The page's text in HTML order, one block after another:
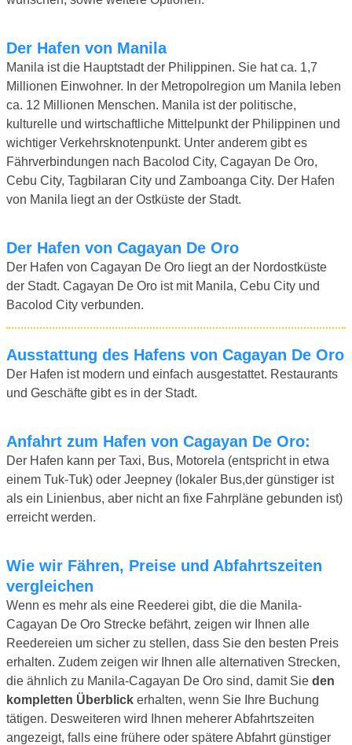
Der Hafen von Manila
Manila ist die Hauptstadt der Philippinen. Sie hat ca. 1,7
Millionen Einwohner. In der Metropolregion um Manila leben
ca. 12 Millionen Menschen. Manila ist der politische,
kulturelle und wirtschaftliche Mittelpunkt der Philippinen und
wichtiger Verkehrsknotenpunkt. Unter anderem gibt es
Fährverbindungen nach Bacolod City, Cagayan De Oro,
Cebu City, Tagbilaran City und Zamboanga City. Der Hafen
von Manila liegt an der Ostküste der Stadt.
Der Hafen von Cagayan De Oro
Der Hafen von Cagayan De Oro liegt an der Nordostküste
der Stadt. Cagayan De Oro ist mit Manila, Cebu City und
Bacolod City verbunden.
Ausstattung des Hafens von Cagayan De Oro
Der Hafen ist modern und einfach ausgestattet. Restaurants
und Geschäfte gibt es in der Stadt.
Anfahrt zum Hafen von Cagayan De Oro:
Der Hafen kann per Taxi, Bus, Motorela (entspricht in etwa
einem Tuk-Tuk) oder Jeepney (lokaler Bus,der günstiger ist
als ein Linienbus, aber nicht an fixe Fahrpläne gebunden ist)
erreicht werden.
Wie wir Fähren, Preise und Abfahrtszeiten
vergleichen
Wenn es mehr als eine Reederei gibt, die die Manila-
Cagayan De Oro Strecke befährt, zeigen wir Ihnen alle
Reedereien um sicher zu stellen, dass Sie den besten Preis
erhalten. Zudem zeigen wir Ihnen alle alternativen Strecken,
die ähnlich zu Manila-Cagayan De Oro sind, damit Sie den
kompletten Überblick erhalten, wenn Sie Ihre Buchung
tätigen. Desweiteren wird Ihnen meherer Abfahrtszeiten
angezeigt, falls eine frühere oder spätere Abfahrt günstiger